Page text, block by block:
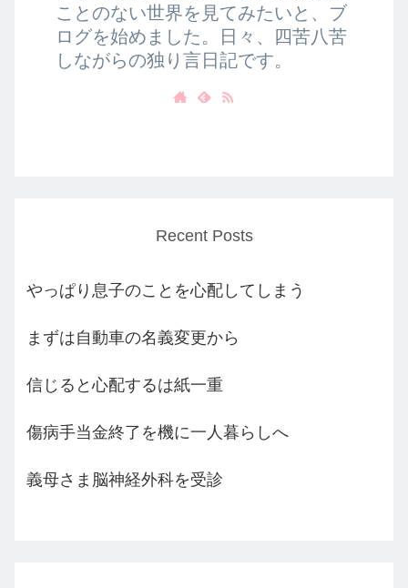
ことのない世界を見てみたいと、ブ
ログを始めました。日々、四苦八苦
しながらの独り言日記です。
Recent Posts
やっぱり息子のことを心配してしまう
まずは自動車の名義変更から
信じると心配するは紙一重
傷病手当金終了を機に一人暮らしへ
義母さま脳神経外科を受診